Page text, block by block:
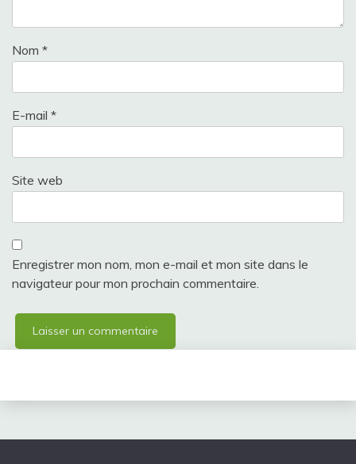
Nom *
E-mail *
Site web
Enregistrer mon nom, mon e-mail et mon site dans le
navigateur pour mon prochain commentaire.